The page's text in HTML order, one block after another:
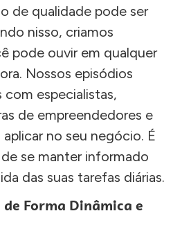
de qualidade pode ser
nisso, criamos
pode ouvir em qualquer
Nossos episódios
especialistas,
de empreendedores e
no seu negócio. É
se manter informado
das suas tarefas diárias.
Forma Dinâmica e